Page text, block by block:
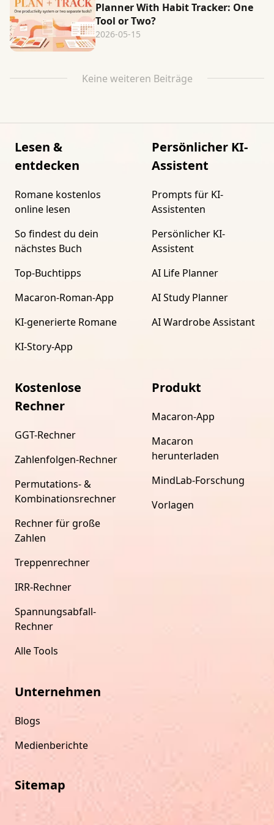
Planner With Habit Tracker: One
Tool or Two?
2026-05-15
Keine weiteren Beiträge
Lesen &
entdecken
Romane kostenlos
online lesen
So findest du dein
nächstes Buch
Top-Buchtipps
Macaron-Roman-App
KI-generierte Romane
KI-Story-App
Persönlicher KI-
Assistent
Prompts für KI-
Assistenten
Persönlicher KI-
Assistent
AI Life Planner
AI Study Planner
AI Wardrobe Assistant
Kostenlose
Rechner
GGT-Rechner
Zahlenfolgen-Rechner
Permutations- &
Kombinationsrechner
Rechner für große
Zahlen
Treppenrechner
IRR-Rechner
Spannungsabfall-
Rechner
Alle Tools
Produkt
Macaron-App
Macaron
herunterladen
MindLab-Forschung
Vorlagen
Unternehmen
Blogs
Medienberichte
Sitemap